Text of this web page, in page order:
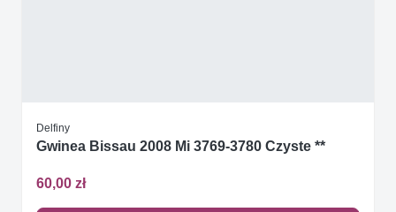
Delfiny
Gwinea Bissau 2008 Mi 3769-3780 Czyste **
60,00 zł